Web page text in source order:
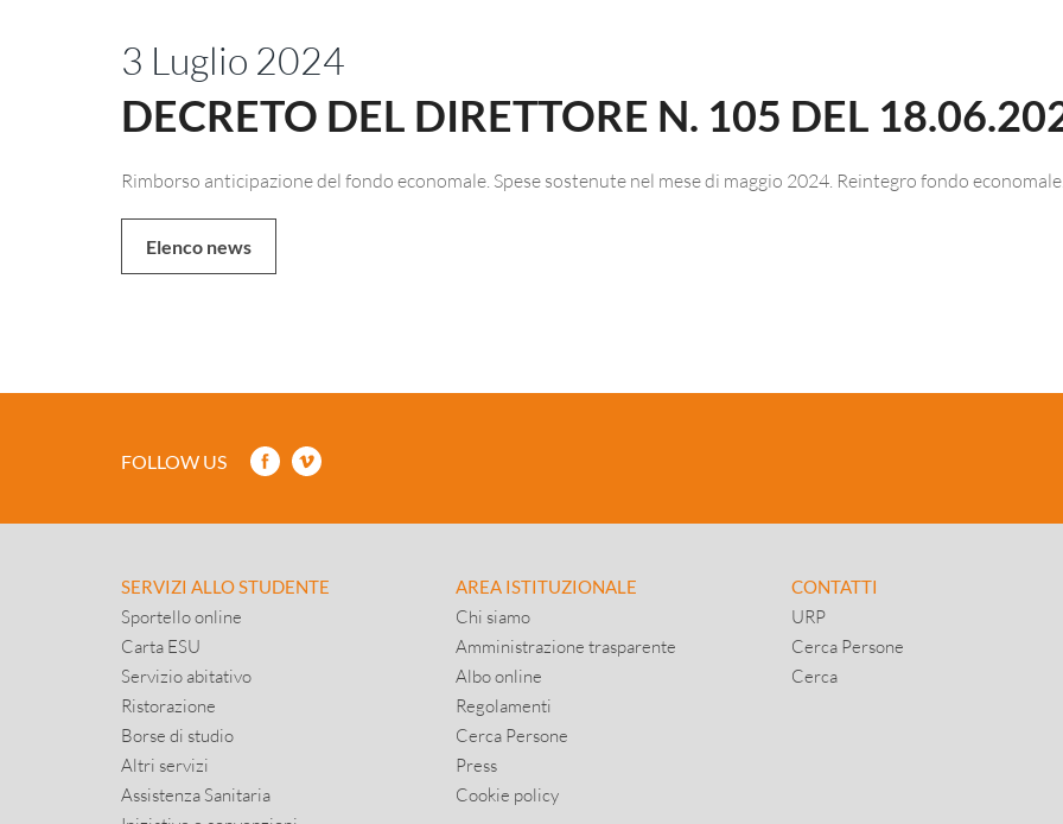
3 Luglio 2024
DECRETO DEL DIRETTORE N. 105 DEL
Rimborso anticipazione del fondo economale. Spese sostenute nel mese di maggio 2024. Reintegro fondo economale.
Elenco news
FOLLOW US
SERVIZI ALLO STUDENTE
Sportello online
Carta ESU
Servizio abitativo
Ristorazione
Borse di studio
Altri servizi
Assistenza Sanitaria
AREA ISTITUZIONALE
Chi siamo
Amministrazione trasparente
Albo online
Regolamenti
Cerca Persone
Press
Cookie policy
CONTATTI
URP
Cerca Persone
Cerca